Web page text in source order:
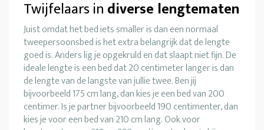
Twijfelaars in diverse lengtematen
Juist omdat het bed iets smaller is dan een normaal
tweepersoonsbed is het extra belangrijk dat de lengte
goed is. Anders lig je opgekruld en dat slaapt niet fijn. De
ideale lengte is een bed dat 20 centimeter langer is dan
de lengte van de langste van jullie twee. Ben jij
bijvoorbeeld 175 cm lang, dan kies je een bed van 200
centimer. Is je partner bijvoorbeeld 190 centimenter, dan
kies je voor een bed van 210 cm lang. Ook voor